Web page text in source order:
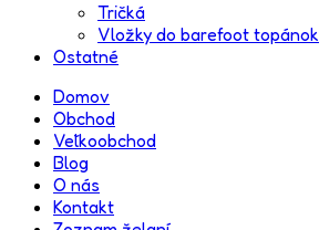
Tričká
Vložky do barefoot topánok
Ostatné
Domov
Obchod
Veľkoobchod
Blog
O nás
Kontakt